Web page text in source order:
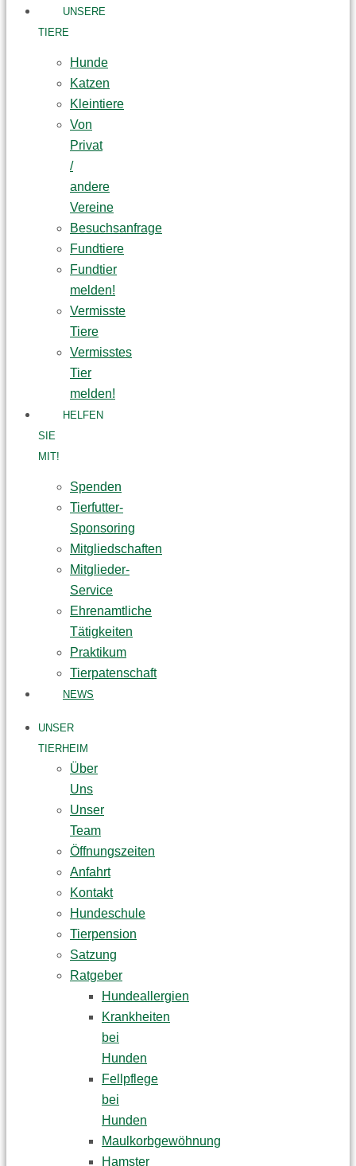
UNSERE
TIERE
Hunde
Katzen
Kleintiere
Von
Privat
/
andere
Vereine
Besuchsanfrage
Fundtiere
Fundtier
melden!
Vermisste
Tiere
Vermisstes
Tier
melden!
HELFEN
SIE
MIT!
Spenden
Tierfutter-
Sponsoring
Mitgliedschaften
Mitglieder-
Service
Ehrenamtliche
Tätigkeiten
Praktikum
Tierpatenschaft
NEWS
UNSER
TIERHEIM
Über
Uns
Unser
Team
Öffnungszeiten
Anfahrt
Kontakt
Hundeschule
Tierpension
Satzung
Ratgeber
Hundeallergien
Krankheiten
bei
Hunden
Fellpflege
bei
Hunden
Maulkorbgewöhnung
Hamster